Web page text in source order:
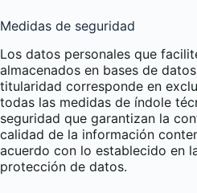
Medidas de seguridad
Los datos personales que
almacenados en bases de
titularidad corresponde en
todas las medidas de índole
seguridad que garantizan la
calidad de la información
acuerdo con lo establecido en
protección de datos.